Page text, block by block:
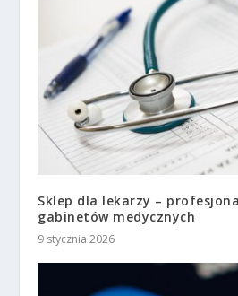
Sklep dla lekarzy –
gabinetów medycznych
9 stycznia 2026